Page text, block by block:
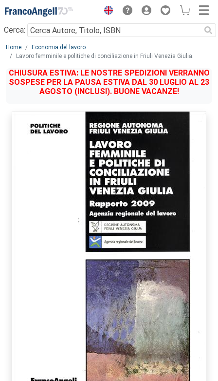
Menu
Cerca:
Main content
Home
Economia del lavoro
Lavoro femminile e politiche di conciliazione in Friuli Venezia Giulia.
CHIUSURA ESTIVA: LE NOSTRE SPEDIZIONI VERRANNO
SOSPESE PER LA PAUSA ESTIVA DAL 30 LUGLIO AL 23
AGOSTO (INCLUSI). BUONE VACANZE!